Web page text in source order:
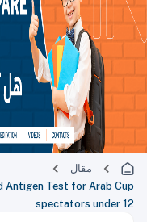
مقال
Antigen Test for Arab Cup
spectators under 12